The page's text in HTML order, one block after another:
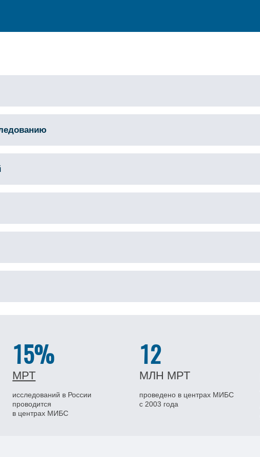
15%
МРТ
исследований в России
проводится
в центрах МИБС
12
МЛН МРТ
проведено в центрах МИБС
с 2003 года